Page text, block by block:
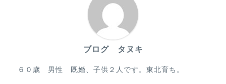
ブログ タヌキ
６０歳 男性 既婚、子供２人です。東北育ち。